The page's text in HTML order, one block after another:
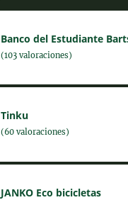
Banco del Estudiante
(103 valoraciones)
Tinku
(60 valoraciones)
JANKO Eco bicicletas